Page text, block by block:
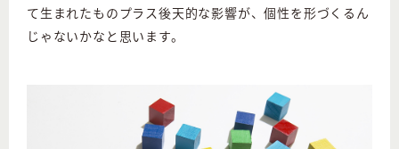
て生まれたものプラス後天的な影響が、個性を形づくるん
じゃないかなと思います。